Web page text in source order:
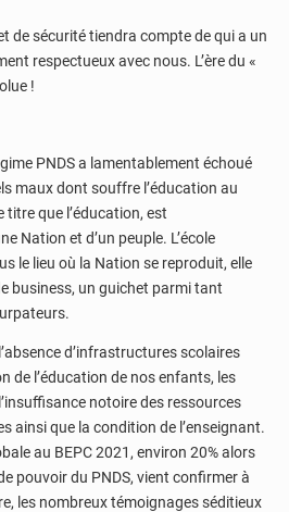
de sécurité tiendra compte de qui a un
respectueux avec nous. L’ère du «
!
PNDS a lamentablement échoué
maux dont souffre l’éducation au
titre que l’éducation, est
Nation et d’un peuple. L’école
le lieu où la Nation se reproduit, elle
business, un guichet parmi tant
d’infrastructures scolaires
de l’éducation de nos enfants, les
notoire des ressources
ainsi que la condition de l’enseignant.
au BEPC 2021, environ 20% alors
pouvoir du PNDS, vient confirmer à
les nombreux témoignages séditieux